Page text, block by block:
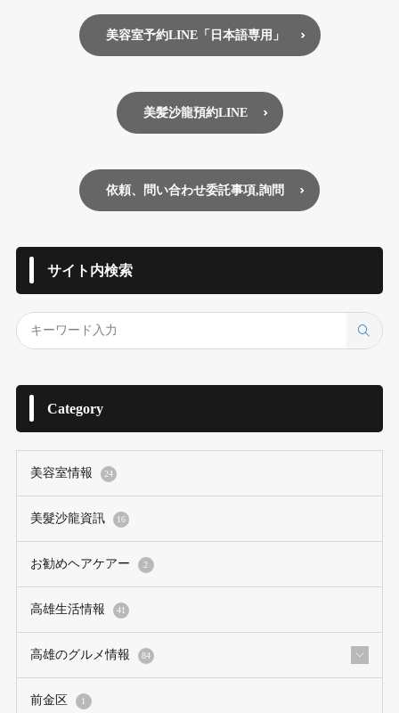
美容室予約LINE「日本語専用」
美髪沙龍預約LINE
依頼、問い合わせ委託事項,詢問
サイト内検索
Category
美容室情報 24
美髮沙龍資訊 16
お勧めヘアケアー 2
高雄生活情報 41
高雄のグルメ情報 84
前金区 1